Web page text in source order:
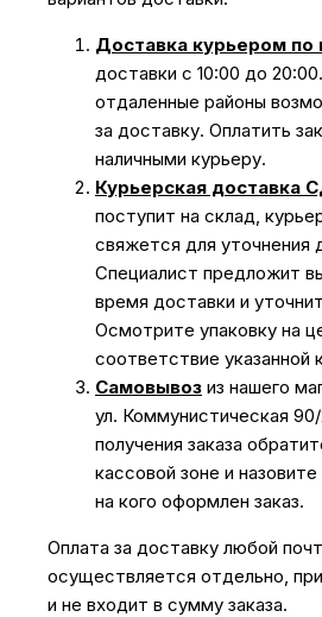
Доставка курьером по
доставки с 10:00 до
отдаленные районы
за доставку. Оплатить
наличными курьеру.
Курьерская доставка
поступит на склад,
свяжется для уточнения
Специалист предложит
время доставки и
Осмотрите упаковку на
соответствие указанной
Самовывоз из нашего
ул. Коммунистическая
получения заказа
кассовой зоне и
на кого оформлен заказ.
Оплата за доставку любой
осуществляется отдельно, при
и не входит в сумму заказа.